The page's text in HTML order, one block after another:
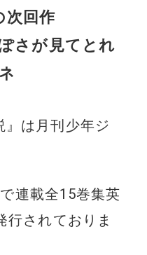
次回作
ぽさが見てとれ
』は月刊少年ジ
連載全15巻集英
行されておりま